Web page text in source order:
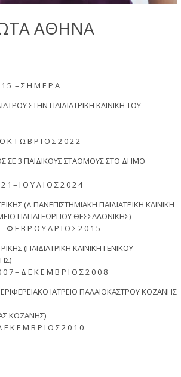
ΑΘΗΝΑ
5 – Σ Η Μ Ε Ρ Α
ΣΤΗΝ ΠΑΙΔΙΑΤΡΙΚΗ ΚΛΙΝΙΚΗ ΤΟΥ
Κ Τ Ω Β Ρ Ι Ο Σ 2 0 2 2
ΣΕ 3 ΠΑΙΔΙΚΟΥΣ ΣΤΑΘΜΟΥΣ ΣΤΟ ΔΗΜΟ
1 – Ι Ο Υ Λ Ι Ο Σ 2 0 2 4
(Δ ΠΑΝΕΠΙΣΤΗΜΙΑΚΗ ΠΑΙΔΙΑΤΡΙΚΗ ΚΛΙΝΙΚΗ
ΠΑΠΑΓΕΩΡΓΙΟΥ ΘΕΣΣΑΛΟΝΙΚΗΣ)
Φ Ε Β Ρ Ο Υ Α Ρ Ι Ο Σ 2 0 1 5
(ΠΑΙΔΙΑΤΡΙΚΗ ΚΛΙΝΙΚΗ ΓΕΝΙΚΟΥ
7 – Δ Ε Κ Ε Μ Β Ρ Ι Ο Σ 2 0 0 8
ΙΑΤΡΕΙΟ ΠΑΛΑΙΟΚΑΣΤΡΟΥ ΚΟΖΑΝΗΣ
ΚΟΖΑΝΗΣ)
Ε Κ Ε Μ Β Ρ Ι Ο Σ 2 0 1 0